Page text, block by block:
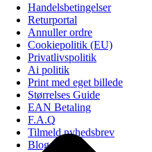
Handelsbetingelser
Returportal
Annuller ordre
Cookiepolitik (EU)
Privatlivspolitik
Ai politik
Print med eget billede
Størrelses Guide
EAN Betaling
F.A.Q
Tilmeld nyhedsbrev
Blog